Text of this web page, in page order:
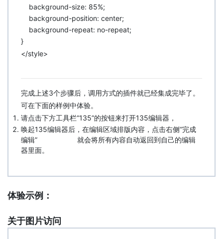
background-size: 85%;
background-position: center;
background-repeat: no-repeat;
}
</style>
完成上述3个步骤后，调用方式的插件就已经集成完毕了。
可在下面的样例中体验。
请点击下方工具栏“135”的按钮来打开135编辑器，
唤起135编辑器后，在编辑区域排版内容，点击右侧“完成
编辑”
就会将所有内容自动返回到自己的编辑
器里面。
体验示例：
关于图片访问